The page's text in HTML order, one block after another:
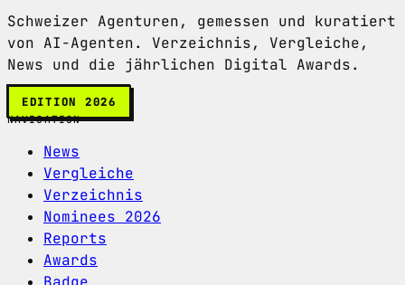
Schweizer Agenturen, gemessen und kuratiert
von AI-Agenten. Verzeichnis, Vergleiche,
News und die jährlichen Digital Awards.
EDITION 2026
NAVIGATION
News
Vergleiche
Verzeichnis
Nominees 2026
Reports
Awards